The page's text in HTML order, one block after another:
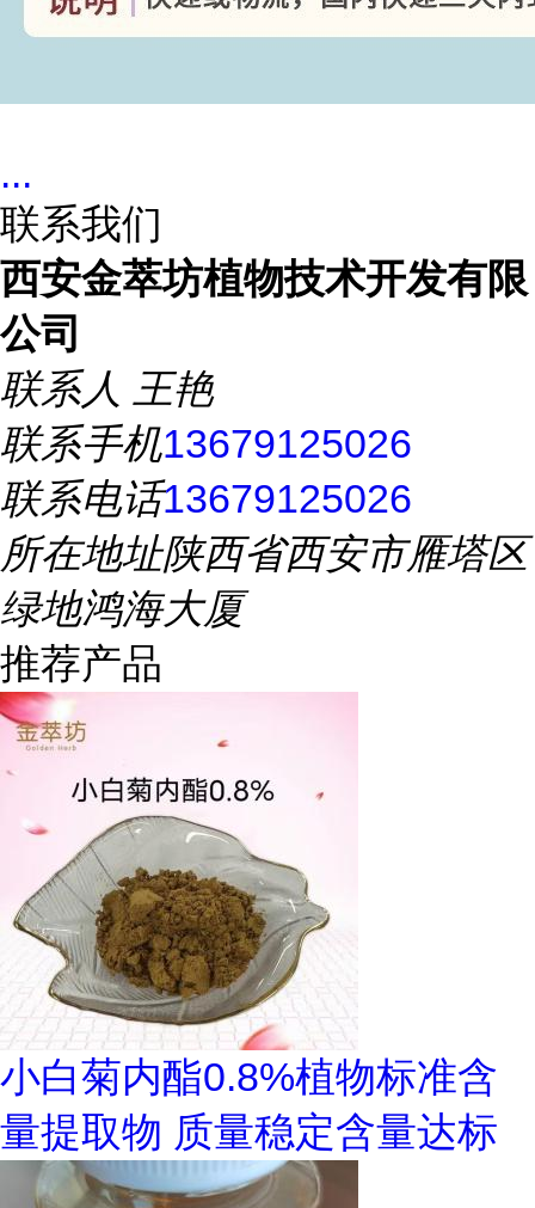
...
联系我们
西安金萃坊植物技术开发有限
公司
联系人 王艳
联系手机13679125026
联系电话13679125026
所在地址陕西省西安市雁塔区
绿地鸿海大厦
推荐产品
小白菊内酯0.8%植物标准含
量提取物 质量稳定含量达标